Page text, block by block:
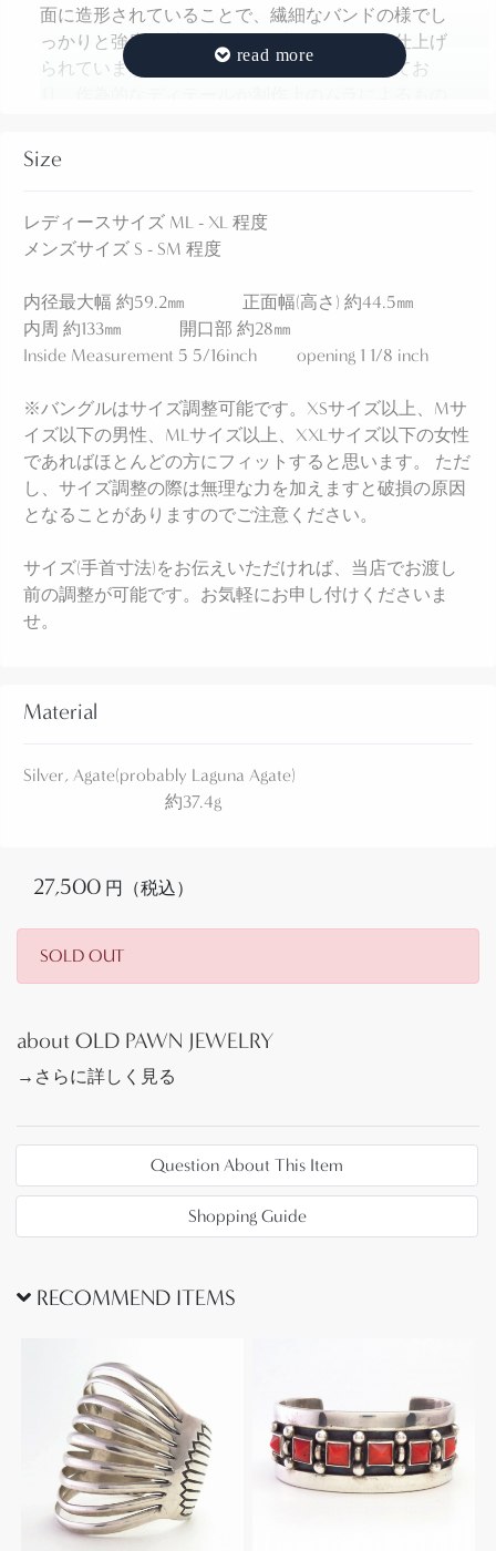
面に造形されていることで、繊細なバンドの様でし
っかりと強度と重厚感のあるブレスレットに仕上げ
られています。部分的に左右が非対称になってお
に美しいアゲートがマウントされています。そし
て、そのベゼル(覆輪)には、小さなシルバードロップ
ナバホジュエリー特有の奥行きや複雑な味わいが付
加されているようです。バンドのシルバーワークが
肌への接地面が少なく設計されているため、エレガ
しています。
【Agate】アゲートは、日本語では『瑪瑙/メノウ』
と呼ばれ、石英(クウォーツ)の結晶が集まって形成さ
ルセドニーや水晶、オニキス、ジャスパーと同種で
あり、それらの中でも美しい色彩と縞模様などを持
った貴石をAgate/アゲートと呼称しています。透明
また、その表情が景色を映したように見える個体が
ン』『シニックストーン』と呼ばれることもありま
す。インディアンジュエリーの歴史においては、コ
です。第二次世界大戦中にはターコイズを採掘する
用いられ、1970年代後半以降には、インディアンジ
た。本作はそのような流行以前に作られた作品であ
り、ダイド(染められた)石ではなく産出したままのナ
また本作にマウントされたアゲート/Agateは、その
美しい色彩や縞模様等の特徴から、【Laguna
Agate】ラグーナ・アゲートと呼ばれる、メキシコ
チワワ州で産出する上質なアゲートと推測されま
プアートや抽象画、異星の景色の様な神秘的で楽し
ターコイズとは違った独特な存在感と他に類を見な
い新鮮な印象を生み出し、古くから使われる素材で
ありながらビンテージインディアンジュエリーの新
しい側面とも感じられ、ペトリファイドウッドと共
に当店では注力してご紹介しています。
Size
レディースサイズ ML - XL 程度
メンズサイズ S - SM 程度
内径最大幅 約59.2㎜ 正面幅(高さ) 約44.5㎜
内周 約133㎜ 開口部 約28㎜
Inside Measurement 5 5/16inch opening 1 1/8 inch
※バングルはサイズ調整可能です。XSサイズ以上、Mサ
イズ以下の男性、MLサイズ以上、XXLサイズ以下の女性
であればほとんどの方にフィットすると思います。 ただ
し、サイズ調整の際は無理な力を加えますと破損の原因
となることがありますのでご注意ください。
サイズ(手首寸法)をお伝えいただければ、当店でお渡し
前の調整が可能です。お気軽にお申し付けくださいま
せ。
Material
Silver, Agate(probably Laguna Agate)
約37.4g
27,500 円（税込）
SOLD OUT
about OLD PAWN JEWELRY
→さらに詳しく見る
Question About This Item
Shopping Guide
RECOMMEND ITEMS